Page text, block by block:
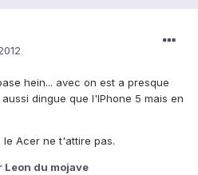
hein... avec on est a presque
dingue que l'IPhone 5 mais en
le Acer ne t'attire pas.
Leon du mojave